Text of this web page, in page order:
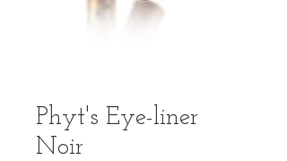
Phyt's Eye-liner
Noir